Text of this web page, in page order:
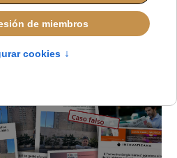
MARTES, 19 MAYO 2026 10:27